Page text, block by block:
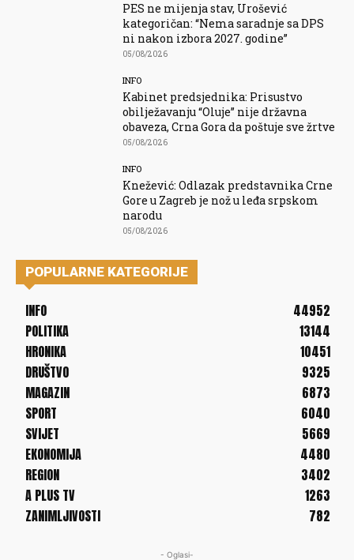
PES ne mijenja stav, Urošević
kategoričan: “Nema saradnje sa DPS
ni nakon izbora 2027. godine”
05/08/2026
INFO
Kabinet predsjednika: Prisustvo
obilježavanju “Oluje” nije državna
obaveza, Crna Gora da poštuje sve žrtve
05/08/2026
INFO
Knežević: Odlazak predstavnika Crne
Gore u Zagreb je nož u leđa srpskom
narodu
05/08/2026
POPULARNE KATEGORIJE
INFO
44952
POLITIKA
13144
HRONIKA
10451
DRUŠTVO
9325
MAGAZIN
6873
SPORT
6040
SVIJET
5669
EKONOMIJA
4480
REGION
3402
A PLUS TV
1263
ZANIMLJIVOSTI
782
- Oglasi-